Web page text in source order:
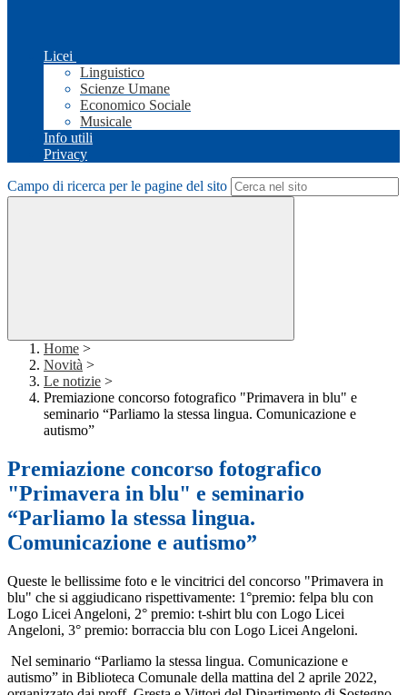
Licei
Linguistico
Scienze Umane
Economico Sociale
Musicale
Info utili
Privacy
Campo di ricerca per le pagine del sito
Home >
Novità >
Le notizie >
Premiazione concorso fotografico "Primavera in blu" e
seminario “Parliamo la stessa lingua. Comunicazione e
autismo”
Premiazione concorso fotografico
"Primavera in blu" e seminario
“Parliamo la stessa lingua.
Comunicazione e autismo”
Queste le bellissime foto e le vincitrici del concorso "Primavera in
blu" che si aggiudicano rispettivamente: 1°premio: felpa blu con
Logo Licei Angeloni, 2° premio: t-shirt blu con Logo Licei
Angeloni, 3° premio: borraccia blu con Logo Licei Angeloni.
Nel seminario “Parliamo la stessa lingua. Comunicazione e
autismo” in Biblioteca Comunale della mattina del 2 aprile 2022,